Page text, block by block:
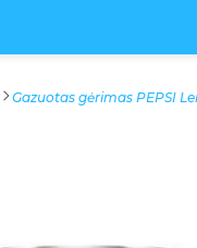
Gazuotas gėrimas PEPSI